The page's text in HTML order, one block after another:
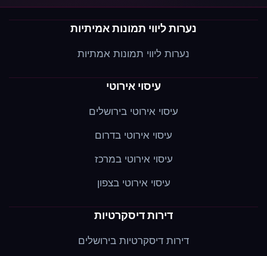
נערות ליווי תמונות אמיתיות
נערות ליווי תמונות אמתיות
עיסוי אירוטי
עיסוי אירוטי בירושלים
עיסוי אירוטי בדרום
עיסוי אירוטי במרכז
עיסוי אירוטי בצפון
דירות דיסקרטיות
דירות דיסקרטיות בירושלים